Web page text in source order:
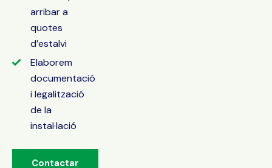
arribar a
quotes
d’estalvi
Elaborem
documentació
i legalització
de la
instal·lació
Contactar